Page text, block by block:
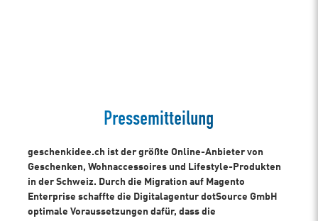
Pressemitteilung
geschenkidee.ch ist der größte Online-Anbieter von
Geschenken, Wohnaccessoires und Lifestyle-Produkten
in der Schweiz. Durch die Migration auf Magento
Enterprise schaffte die Digitalagentur dotSource GmbH
optimale Voraussetzungen dafür, dass die